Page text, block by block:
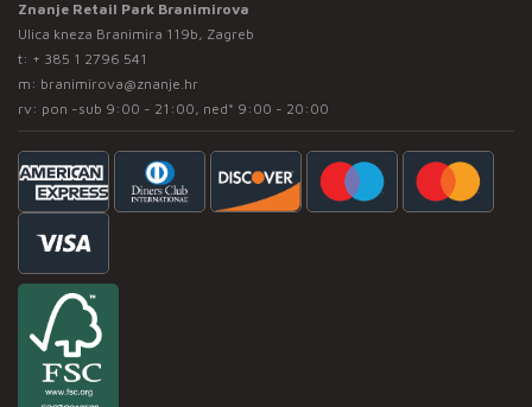
Znanje Retail Park Branimirova
Ulica kneza Branimira 119b, Zagreb
t: + 385 1 2796 541
m: branimirova@znanje.hr
rv: pon -sub 9:00 - 21:00, ned* 9:00 - 20:00